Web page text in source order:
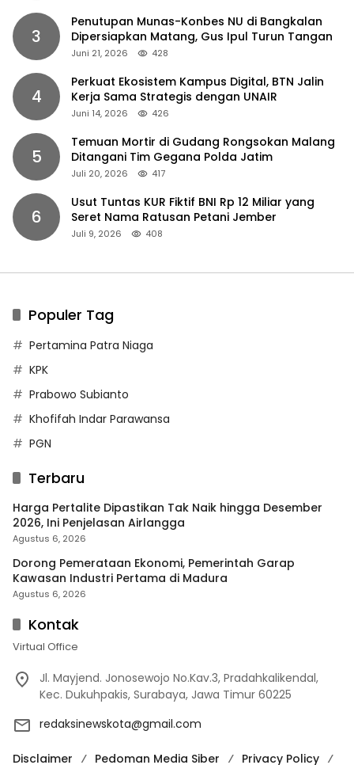
3
Penutupan Munas-Konbes NU di Bangkalan
Dipersiapkan Matang, Gus Ipul Turun Tangan
Juni 21, 2026 428
4
Perkuat Ekosistem Kampus Digital, BTN Jalin
Kerja Sama Strategis dengan UNAIR
Juni 14, 2026 426
5
Temuan Mortir di Gudang Rongsokan Malang
Ditangani Tim Gegana Polda Jatim
Juli 20, 2026 417
6
Usut Tuntas KUR Fiktif BNI Rp 12 Miliar yang
Seret Nama Ratusan Petani Jember
Juli 9, 2026 408
Populer Tag
Pertamina Patra Niaga
KPK
Prabowo Subianto
Khofifah Indar Parawansa
PGN
Terbaru
Harga Pertalite Dipastikan Tak Naik hingga Desember
2026, Ini Penjelasan Airlangga
Agustus 6, 2026
Dorong Pemerataan Ekonomi, Pemerintah Garap
Kawasan Industri Pertama di Madura
Agustus 6, 2026
Kontak
Virtual Office
Jl. Mayjend. Jonosewojo No.Kav.3, Pradahkalikendal,
Kec. Dukuhpakis, Surabaya, Jawa Timur 60225
redaksinewskota@gmail.com
Disclaimer Pedoman Media Siber Privacy Policy